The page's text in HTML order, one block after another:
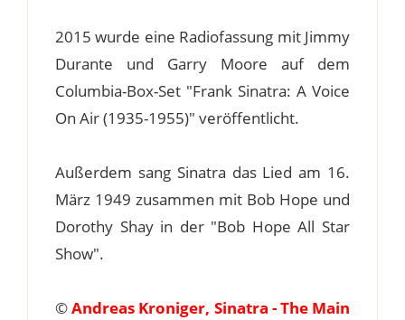
2015 wurde eine Radiofassung mit Jimmy
Durante und Garry Moore auf dem
Columbia-Box-Set "Frank Sinatra: A Voice
On Air (1935-1955)" veröffentlicht.
Außerdem sang Sinatra das Lied am 16.
März 1949 zusammen mit Bob Hope und
Dorothy Shay in der "Bob Hope All Star
Show".
©Andreas Kroniger, Sinatra - The Main